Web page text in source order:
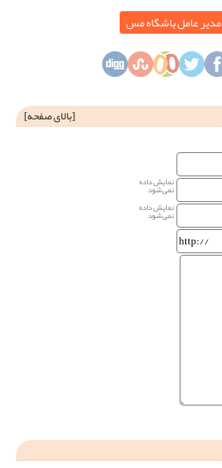
مدیر عامل باشگاه مس
[بالای صفحه]
نمایش داده
نمی‌شود
نمایش داده
نمی‌شود